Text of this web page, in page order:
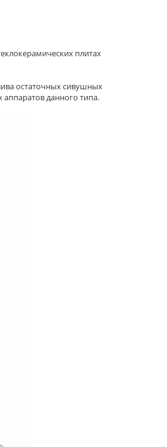
плитах
остаточных сивушных
данного типа.